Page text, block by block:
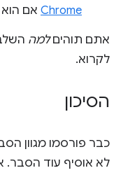
Chrome אם
אתם תוהיםלמה
לקרוא.
הסיכון
כבר פורסמו מגוון
לא אוסיף עוד